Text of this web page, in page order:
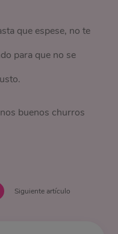
que espese, no te
para que no se
buenos churros
Siguiente artículo